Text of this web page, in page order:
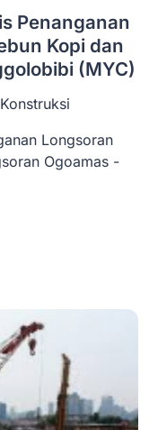
Penanganan
Kopi dan
(MYC)
Longsoran
Ogoamas -